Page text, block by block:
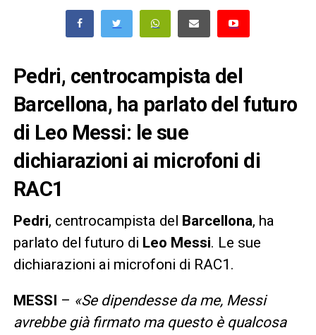
Pedri, centrocampista del
Barcellona, ha parlato del futuro
di Leo Messi: le sue
dichiarazioni ai microfoni di
RAC1
Pedri, centrocampista del Barcellona, ha
parlato del futuro di Leo Messi. Le sue
dichiarazioni ai microfoni di RAC1.
MESSI – «Se dipendesse da me, Messi
avrebbe già firmato ma questo è qualcosa